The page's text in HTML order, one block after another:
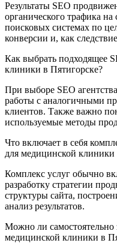
Результаты SEO
органического трафика
поисковых системах по
конверсии и, как
Как выбрать подходящее
клиники в Пятигорске?
При выборе SEO
работы с аналогичными
клиентов. Также важно
используемые методы
Что включает в себя
для медицинской клиники
Комплекс услуг обычно
разработку стратегии
структуры сайта,
анализ результатов.
Можно ли самостоятельно
медицинской клиники в